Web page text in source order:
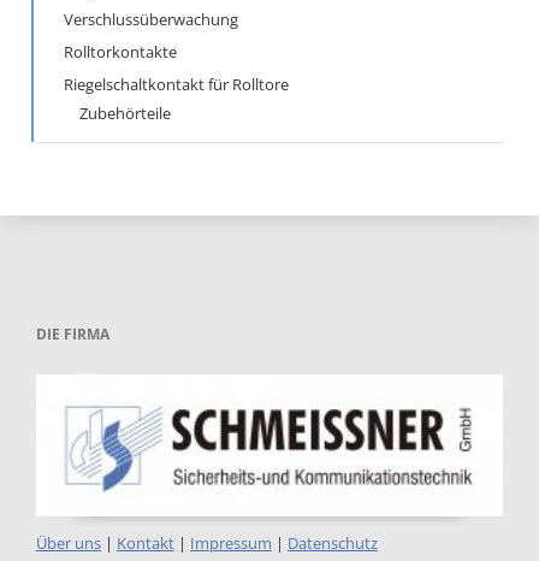
Verschlussüberwachung
Rolltorkontakte
Riegelschaltkontakt für Rolltore
Zubehörteile
DIE FIRMA
Über uns| Kontakt| Impressum | Datenschutz